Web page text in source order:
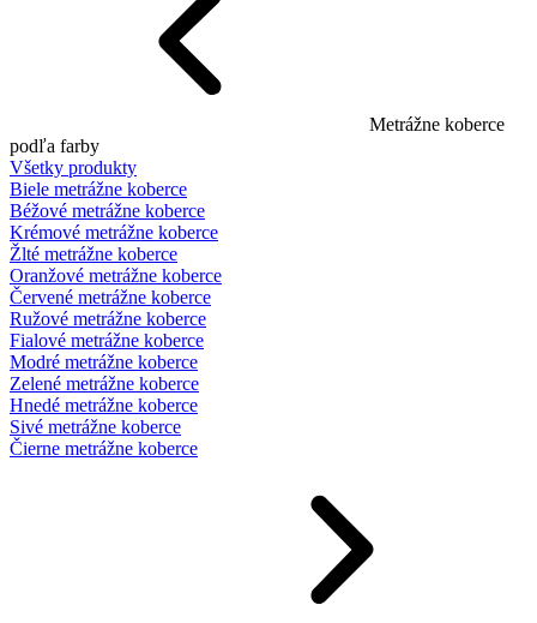
Metrážne koberce
podľa farby
Všetky produkty
Biele metrážne koberce
Béžové metrážne koberce
Krémové metrážne koberce
Žlté metrážne koberce
Oranžové metrážne koberce
Červené metrážne koberce
Ružové metrážne koberce
Fialové metrážne koberce
Modré metrážne koberce
Zelené metrážne koberce
Hnedé metrážne koberce
Sivé metrážne koberce
Čierne metrážne koberce